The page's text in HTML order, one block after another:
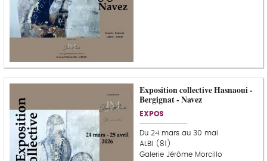
Exposition collective Hasnaoui -
Bergignat - Navez
EXPOS
Du 24 mars au 30 mai
ALBI (81)
Galerie Jérôme Morcillo